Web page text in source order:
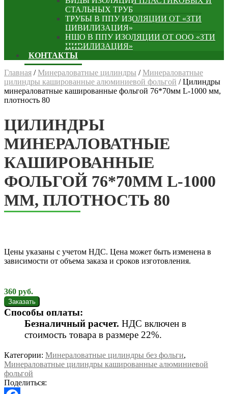
СТАЛЬНЫХ ТРУБ
ТРУБЫ В ППУ ИЗОЛЯЦИИ ОТ «ЗТИ
ЦИВИЛИЗАЦИЯ»
НЩО В ППУ ИЗОЛЯЦИИ ОТ ООО «ЗТИ
ЦИВИЛИЗАЦИЯ»
КОНТАКТЫ
Главная /Минераловатные цилиндры /Минераловатные
цилиндры кашированные алюминиевой фольгой /Цилиндры
минераловатные кашированные фольгой 76*70мм L-1000 мм,
плотность 80
ЦИЛИНДРЫ
МИНЕРАЛОВАТНЫЕ
КАШИРОВАННЫЕ
ФОЛЬГОЙ 76*70ММ L-1000
ММ, ПЛОТНОСТЬ 80
Цены указаны с учетом НДС. Цена может быть изменена в
зависимости от объема заказа и сроков изготовления.
360 руб.
Способы оплаты:
Безналичный расчет. НДС включен в
стоимость товара в размере 22%.
Категории: Минераловатные цилиндры без фольги,
Минераловатные цилиндры кашированные алюминиевой
фольгой
Поделиться: